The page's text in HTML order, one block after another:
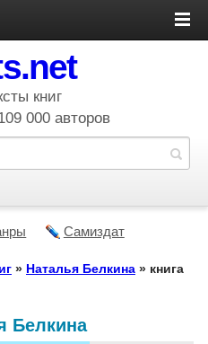
книг
000 авторов
Самиздат
» Наталья Белкина » книга
Белкина